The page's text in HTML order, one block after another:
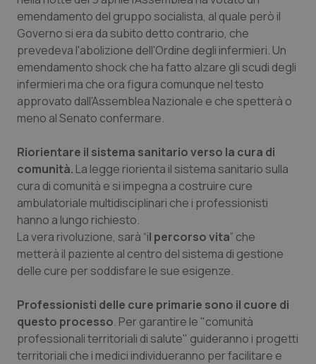
emendamento del gruppo socialista, al quale però il
Governo si era da subito detto contrario, che
prevedeva l'abolizione dell'Ordine degli infermieri. Un
emendamento shock che ha fatto alzare gli scudi degli
infermieri ma che ora figura comunque nel testo
approvato dall'Assemblea Nazionale e che spetterà o
meno al Senato confermare.
Riorientare il sistema sanitario verso la cura di
comunità. La legge riorienta il sistema sanitario sulla
cura di comunità e si impegna a costruire cure
ambulatoriale multidisciplinari che i professionisti
hanno a lungo richiesto.
La vera rivoluzione, sarà “il percorso vita” che
metterà il paziente al centro del sistema di gestione
delle cure per soddisfare le sue esigenze.
Professionisti delle cure primarie sono il cuore di
questo processo. Per garantire le "comunità
professionali territoriali di salute" guideranno i progetti
territoriali che i medici individueranno per facilitare e
Necessari Statistici Marketing
I cookie necessari contribuiscono a rendere fruibile il
sito web abilitandone funzionalità di base quali la
navigazione sulle pagine e l'accesso alle aree
protette del sito. Il sito web non è in grado di
Nome
Fornitore/Dominio
VISITOR_PRIVACY_METADATA
YouTube
.youtube.com